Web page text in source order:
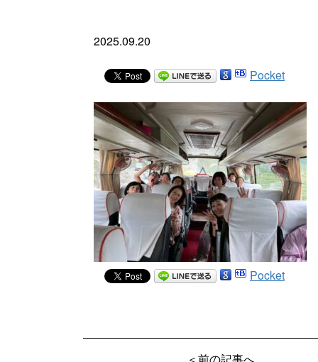
2025.09.20
Pocket
Pocket
＜前の記事へ